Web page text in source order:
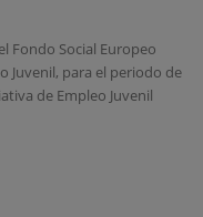
Fondo Social Europeo
Juvenil, para el periodo de
de Empleo Juvenil